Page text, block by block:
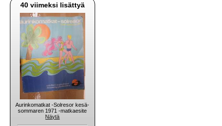
40 viimeksi lisättyä
Aurinkomatkat -Solresor kesä-
sommaren 1971 -matkaesite
Näytä